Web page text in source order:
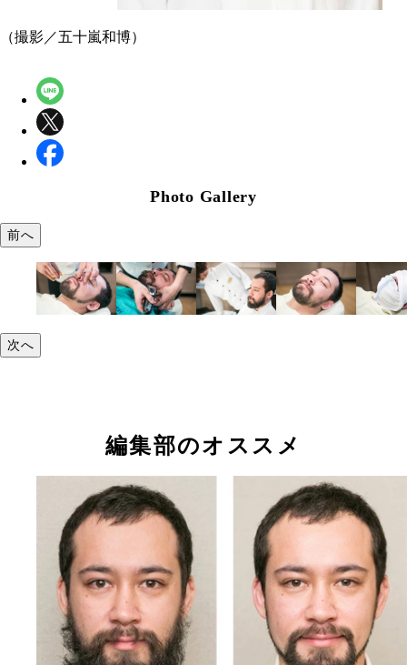
（撮影／五十嵐和博）
Photo Gallery
前へ
次へ
編集部のオススメ